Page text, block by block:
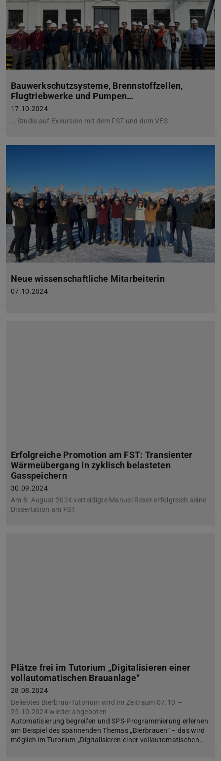
Bauwerkschutzsysteme, Brennstoffzellen,
Flugtriebwerke und Pumpen…
17.10.2024
… Studis auf Exkursion mit dem FST und dem VES
Neue wissenschaftliche Mitarbeiterin
07.10.2024
Erfolgreiche Promotion am FST: Transienter
Wärmeübergang in zyklisch belasteten
Gasspeichern
30.09.2024
Am 8. August 2024 verteidigte Manuel Rexer erfolgreich seine
Dissertation am FST
Plätze frei im Tutorium „Digitalisieren einer
vollautomatischen Brauanlage“
28.08.2024
Beliebtes Bierbrau-Tutorium wird im Zeitraum 07.10.–
25.10.2024 wieder angeboten
Automatisierung begreifen und SPS-Programmierung erlernen
am Beispiel des spannenden Themas „Bierbrauen“ – das wird
möglich im Tutorium „Digitalisieren einer vollautomatischen…